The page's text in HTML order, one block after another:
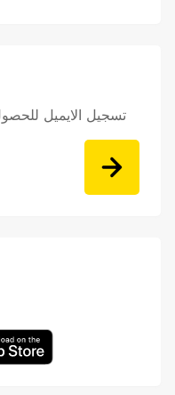
تسجيل الايميل